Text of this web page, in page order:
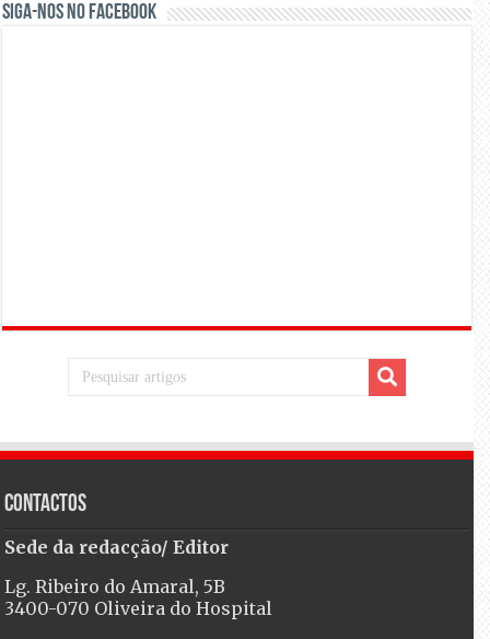
Siga-nos no Facebook
Contactos
Sede da redacção/ Editor
Lg. Ribeiro do Amaral, 5B
3400-070 Oliveira do Hospital